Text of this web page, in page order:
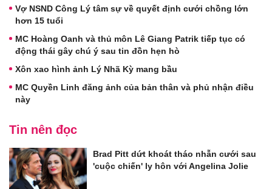
Vợ NSND Công Lý tâm sự về quyết định cưới chồng lớn
hơn 15 tuổi
MC Hoàng Oanh và thủ môn Lê Giang Patrik tiếp tục có
động thái gây chú ý sau tin đồn hẹn hò
Xôn xao hình ảnh Lý Nhã Kỳ mang bầu
MC Quyền Linh đăng ảnh của bản thân và phủ nhận điều
này
Tin nên đọc
Brad Pitt dứt khoát tháo nhẫn cưới sau
'cuộc chiến' ly hôn với Angelina Jolie